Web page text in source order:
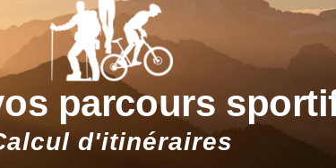
parcours
d'itinéraires